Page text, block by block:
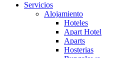
Servicios
Alojamiento
Hoteles
Apart Hotel
Aparts
Hosterias